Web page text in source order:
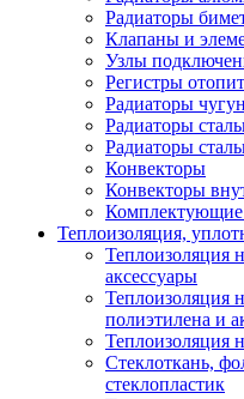
Радиаторы
Клапаны и
Узлы
Регистры
Радиаторы
Радиаторы
Радиаторы
Конвекторы
Конвекторы
Комплектующие
Теплоизоляция,
Теплоизоляция
аксессуары
Теплоизоляция
полиэтилена и
Теплоизоляция
Стеклоткань,
стеклопластик